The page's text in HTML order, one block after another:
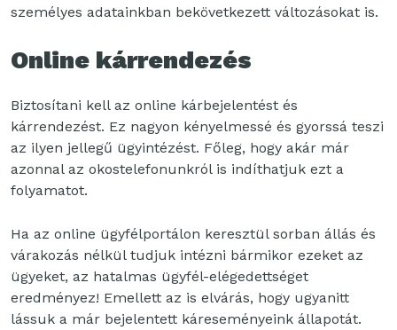
személyes adatainkban bekövetkezett változásokat is.
Online kárrendezés
Biztosítani kell az online kárbejelentést és
kárrendezést. Ez nagyon kényelmessé és gyorssá teszi
az ilyen jellegű ügyintézést. Főleg, hogy akár már
azonnal az okostelefonunkról is indíthatjuk ezt a
folyamatot.
Ha az online ügyfélportálon keresztül sorban állás és
várakozás nélkül tudjuk intézni bármikor ezeket az
ügyeket, az hatalmas ügyfél-elégedettséget
eredményez! Emellett az is elvárás, hogy ugyanitt
lássuk a már bejelentett káreseményeink állapotát.